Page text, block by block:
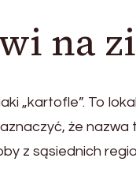
na
„kartofle”. To
że
z sąsiednich